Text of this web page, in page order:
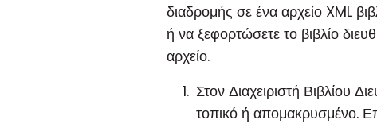
διαδρομής σε ένα αρχείο XML
ή να ξεφορτώσετε το βιβλίο
αρχείο.
Στον Διαχειριστή Βιβλίου
τοπικό ή απομακρυσμένο.